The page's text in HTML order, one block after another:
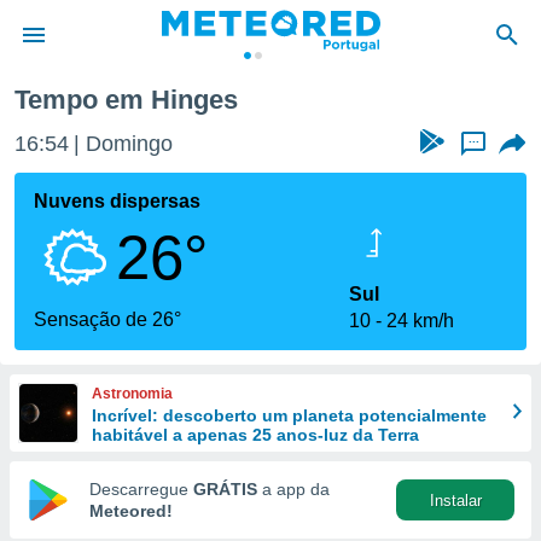
da
foi
fornecidas
a este
das
e
forma
digital
Tempo em Hinges
16:54 Domingo ...
Nuvens dispersas
26°
Sensação de 26°
Sul
10
24 km/h
Astronomia
Incrível: descoberto um planeta potencialmente
habitável a apenas 25 anos-luz da Terra
Descarregue GRÁTIS a app da
Meteored!
Instalar